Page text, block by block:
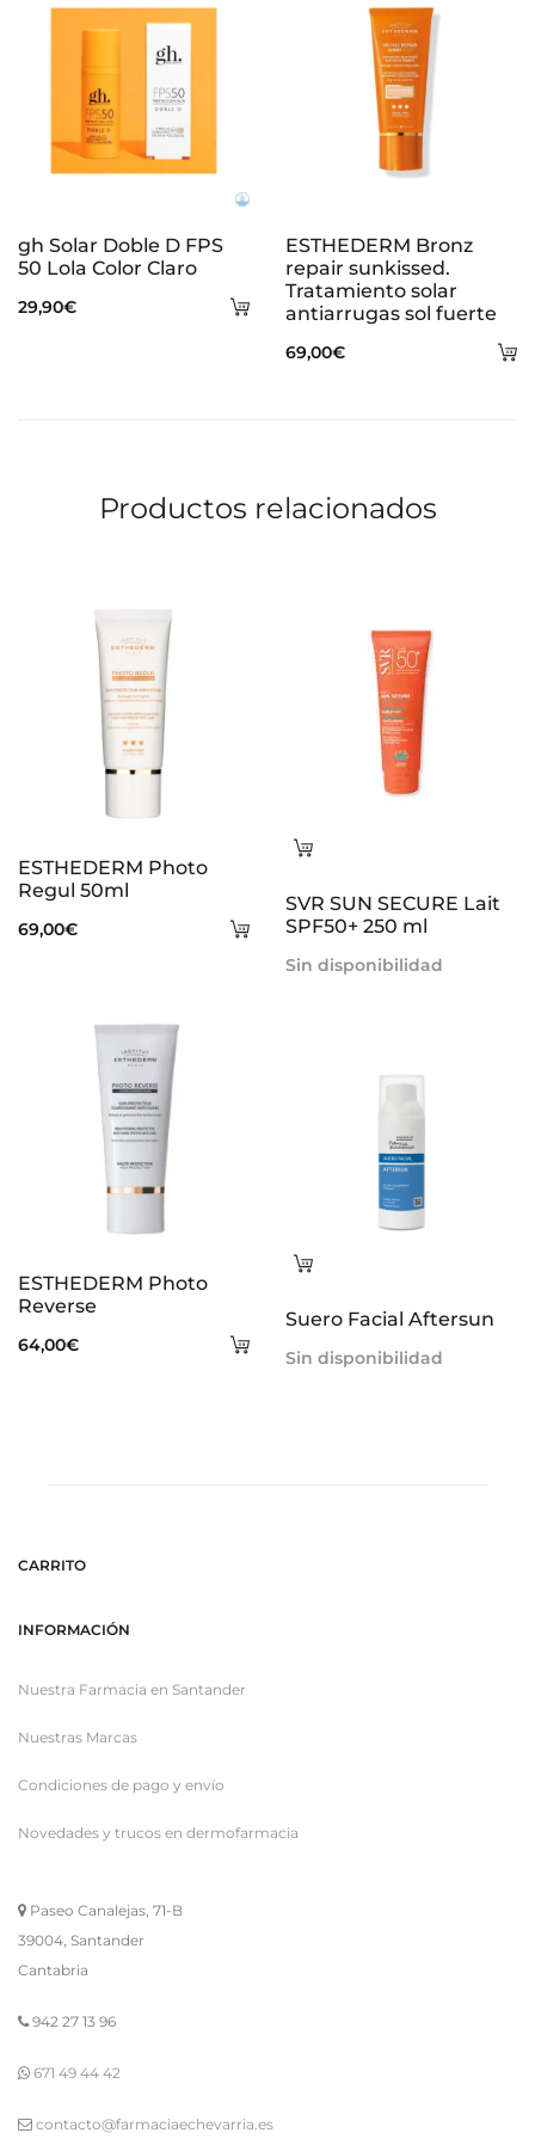
Añadir
gh Solar Doble D FPS
50 Lola Color Claro
29,90€
ESTHEDERM Bronz
repair sunkissed.
Tratamiento solar
antiarrugas sol fuerte
69,00€
Productos relacionados
Añadir
ESTHEDERM Photo
Regul 50ml
69,00€
Leer
SVR SUN SECURE Lait
SPF50+ 250 ml
Sin disponibilidad
Añadir
ESTHEDERM Photo
Reverse
64,00€
Leer
Suero Facial Aftersun
Sin disponibilidad
CARRITO
INFORMACIÓN
Nuestra Farmacia en Santander
Nuestras Marcas
Condiciones de pago y envío
Novedades y trucos en dermofarmacia
Paseo Canalejas, 71-B
39004, Santander
Cantabria
942 27 13 96
671 49 44 42
contacto@farmaciaechevarria.es